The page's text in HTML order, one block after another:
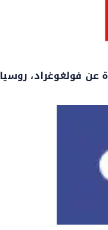
عن فولغوغراد، روسيا